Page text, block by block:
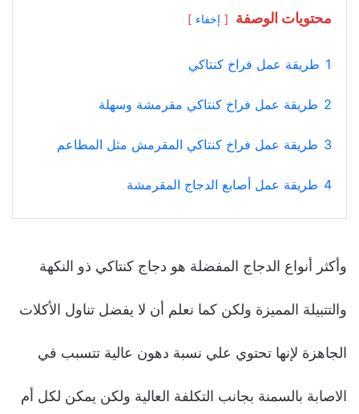
محتويات الوصفة إخفاء
1 طريقة عمل فراخ كنتاكي
2 طريقة عمل فراخ كنتاكي مقرمشة وسهلة
3 طريقة عمل فراخ كنتاكي المقرمش مثل المطاعم
4 طريقة عمل أصابع الدجاج المقرمشة
وأكثر أنواع الدجاج المفضلة هو دجاج كنتاكي ذو النكهة
والتتبيلة المميزة ولكن كما نعلم أن لا يفضل تناول الأكلات
الجاهزة لإنها تحتوي علي نسبة دهون عالية تتسبب في
الاصابة بالسمنة بجانب التكلفة العالية ولكن يمكن لكل أم